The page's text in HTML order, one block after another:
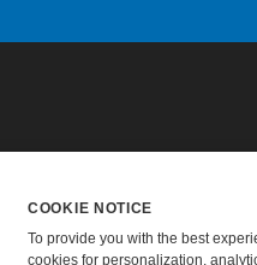
Pricing
COOKIE NOTICE
To provide you with the best
cookies for personalization,